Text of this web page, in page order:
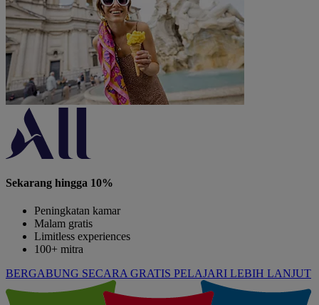
Sekarang hingga 10%
Peningkatan kamar
Malam gratis
Limitless experiences
100+ mitra
BERGABUNG SECARA GRATIS PELAJARI LEBIH LANJUT